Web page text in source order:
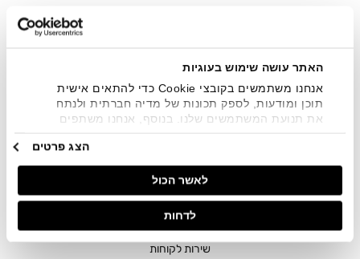
האתר עושה שימוש בעוגיות
אנחנו משתמשים בקובצי Cookie כדי להתאים אישית
תוכן ומודעות, לספק תכונות של מדיה חברתית ולנתח
את תנועת המשתמשים שלנו. בנוסף, אנחנו משתפים
מתחומי המדיה החברתית, הפרסום וניתוח הנתונים.
גורמים אלה עשויים לשלב את הנתונים האלה עם מידע
אחר שסיפקתם או שהם אספו בעקבות השימוש שעשיתם
בשירותים שלהם.
הצג פרטים
לאשר הכול
לדחות
שיווקיים בכלל פרטי הקשר המצויים בידי החברה ובכלל זה דוא"ל
SMS ועוד. המידע ייאסף בהתאם למדיניות הפרטיות של החברה.
"צפייה במדיניות הפרטיות".
חנויות
שירות לקוחות